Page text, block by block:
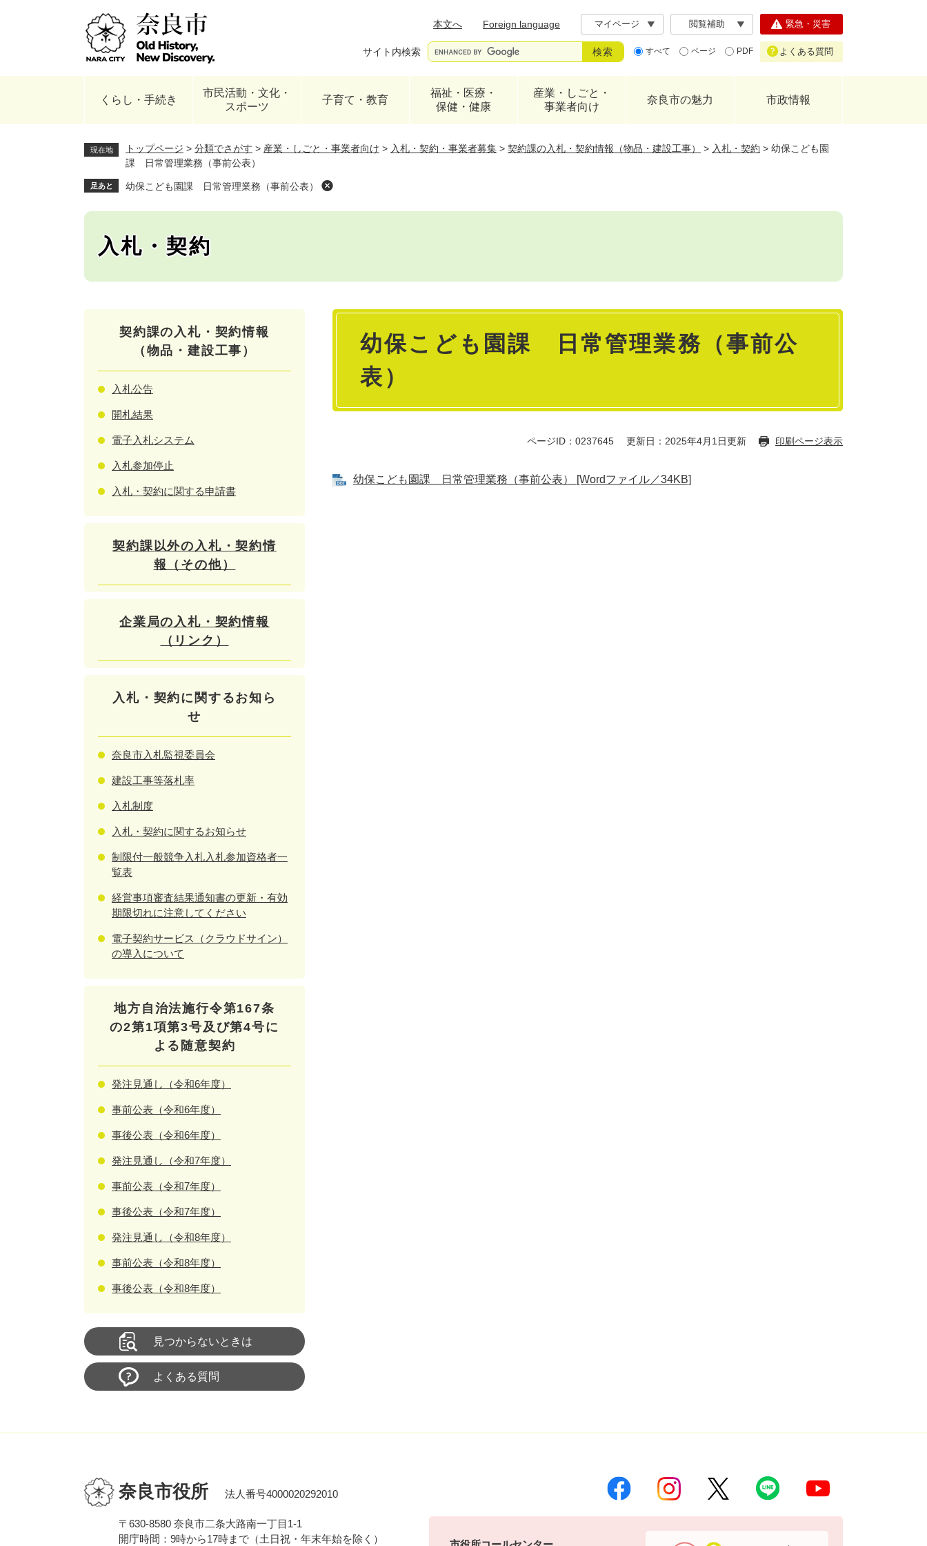
本文へ
Foreign language マイページ 閲覧補助
サイト内検索 すべて ページ PDF
緊急・災害
よくある質問
くらし・手続き
市民活動・文化・
スポーツ
子育て・教育
福祉・医療・
保健・健康
産業・しごと・
事業者向け
奈良市の魅力 市政情報
現在地 トップページ > 分類でさがす > 産業・しごと・事業者向け > 入札・契約・事業者募集 > 契約課の入札・契約情報（物品・建設工事） > 入札・契約 > 幼保こども園
課 日常管理業務（事前公表）
足あと 幼保こども園課 日常管理業務（事前公表）
入札・契約
本
幼保こども園課 日常管理業務（事前公
表）
ページID：0237645 更新日：2025年4月1日更新 印刷ページ表示
幼保こども園課 日常管理業務（事前公表） [Wordファイル／34KB]
契約課の入札・契約情報
（物品・建設工事）
入札公告
開札結果
電子入札システム
入札参加停止
入札・契約に関する申請書
契約課以外の入札・契約情
報（その他）
企業局の入札・契約情報
（リンク）
入札・契約に関するお知ら
せ
奈良市入札監視委員会
建設工事等落札率
入札制度
入札・契約に関するお知らせ
制限付一般競争入札入札参加資格者一
覧表
経営事項審査結果通知書の更新・有効
期限切れに注意してください
電子契約サービス（クラウドサイン）
の導入について
地方自治法施行令第167条
の2第1項第3号及び第4号に
よる随意契約
発注見通し（令和6年度）
事前公表（令和6年度）
事後公表（令和6年度）
発注見通し（令和7年度）
事前公表（令和7年度）
事後公表（令和7年度）
発注見通し（令和8年度）
事前公表（令和8年度）
事後公表（令和8年度）
見つからないときは
よくある質問
奈良市役所 法人番号4000020292010
〒630-8580 奈良市二条大路南一丁目1-1
開庁時間：9時から17時まで（土日祝・年末年始を除く）